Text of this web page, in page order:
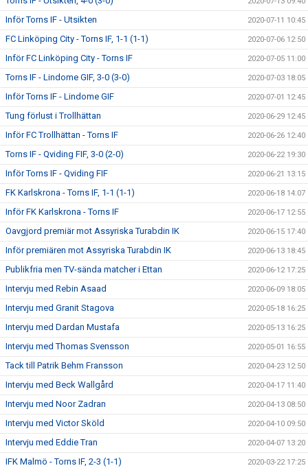
Inför Torns IF - Utsikten 2020-07-11 10:45
FC Linköping City - Torns IF, 1-1 (1-1) 2020-07-06 12:50
Inför FC Linköping City - Torns IF 2020-07-05 11:00
Torns IF - Lindome GIF, 3-0 (3-0) 2020-07-03 18:05
Inför Torns IF - Lindome GIF 2020-07-01 12:45
Tung förlust i Trollhättan 2020-06-29 12:45
Inför FC Trollhättan - Torns IF 2020-06-26 12:40
Torns IF - Qviding FIF, 3-0 (2-0) 2020-06-22 19:30
Inför Torns IF - Qviding FIF 2020-06-21 13:15
FK Karlskrona - Torns IF, 1-1 (1-1) 2020-06-18 14:07
Inför FK Karlskrona - Torns IF 2020-06-17 12:55
Oavgjord premiär mot Assyriska Turabdin IK 2020-06-15 17:40
Inför premiären mot Assyriska Turabdin IK 2020-06-13 18:45
Publikfria men TV-sända matcher i Ettan 2020-06-12 17:25
Intervju med Rebin Asaad 2020-06-09 18:05
Intervju med Granit Stagova 2020-05-18 16:25
Intervju med Dardan Mustafa 2020-05-13 16:25
Intervju med Thomas Svensson 2020-05-01 16:55
Tack till Patrik Behm Fransson 2020-04-23 12:50
Intervju med Beck Wallgård 2020-04-17 11:40
Intervju med Noor Zadran 2020-04-13 08:50
Intervju med Victor Sköld 2020-04-10 09:50
Intervju med Eddie Tran 2020-04-07 13:20
IFK Malmö - Torns IF, 2-3 (1-1) 2020-03-22 17:25